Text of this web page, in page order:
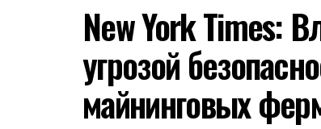
New York Times:
угрозой
майнинговых